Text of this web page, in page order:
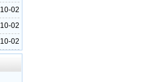
10-02
10-02
10-02